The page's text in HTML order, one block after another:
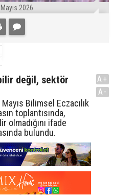
2026
değil, sektör
Bilimsel Eczacılık
toplantısında,
ifade
bulundu.
A+
A-